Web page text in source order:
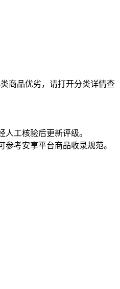
商品优劣，请打开分类详情查
工核验后更新评级。
考安享平台商品收录规范。